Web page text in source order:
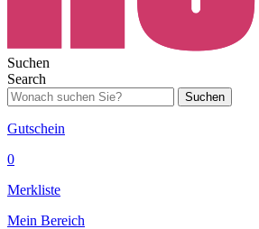
Suchen
Search
Suchen
Gutschein
0
Merkliste
Mein Bereich